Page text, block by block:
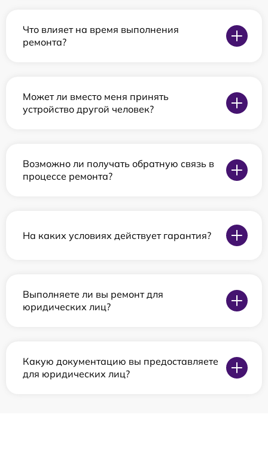
Что влияет на время выполнения
ремонта?
Может ли вместо меня принять
устройство другой человек?
Возможно ли получать обратную связь в
процессе ремонта?
На каких условиях действует гарантия?
Выполняете ли вы ремонт для
юридических лиц?
Какую документацию вы предоставляете
для юридических лиц?